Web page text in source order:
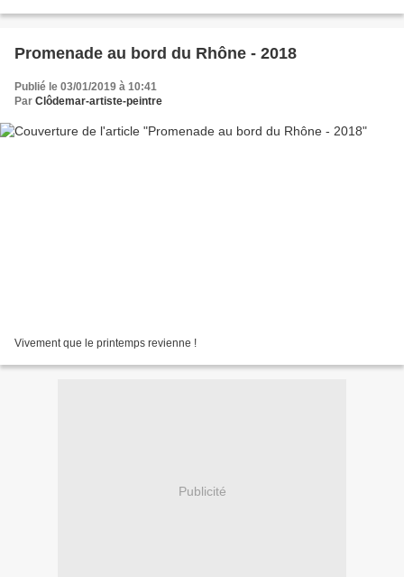
Promenade au bord du Rhône - 2018
Publié le 03/01/2019 à 10:41
Par Clôdemar-artiste-peintre
Vivement que le printemps revienne !
Publicité